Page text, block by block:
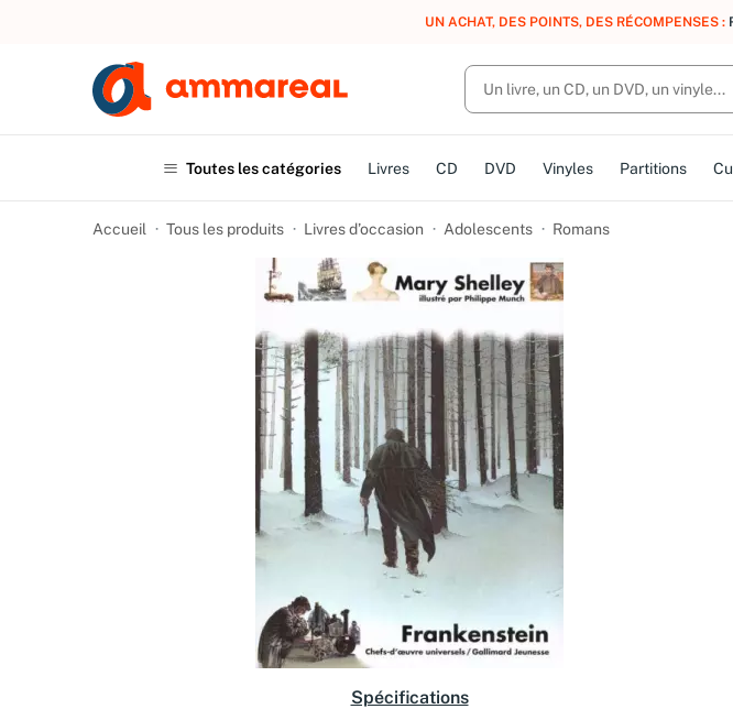
UN ACHAT, DES POINTS, DES RÉCOMPENSES :
Toutes les catégories Livres CD DVD Vinyles Partitions
Accueil Tous les produits Livres d’occasion Adolescents Romans
Spécifications